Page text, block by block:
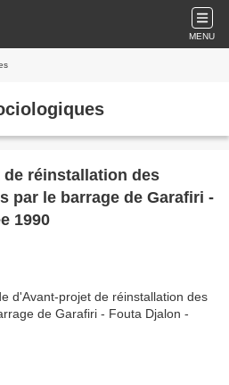
MENU
réinstallation des
par le barrage de Garafiri -
1990